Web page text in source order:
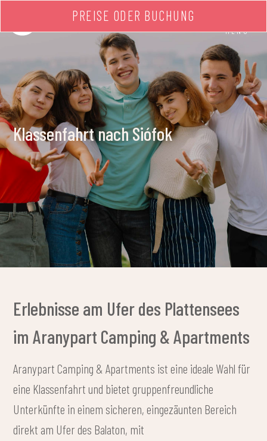
MENÜ
PREISE ODER BUCHUNG
Klassenfahrt nach Siófok
Erlebnisse am Ufer des Plattensees
im Aranypart Camping & Apartments
Aranypart Camping & Apartments ist eine ideale Wahl für
eine Klassenfahrt und bietet gruppenfreundliche
Unterkünfte in einem sicheren, eingezäunten Bereich
direkt am Ufer des Balaton, mit